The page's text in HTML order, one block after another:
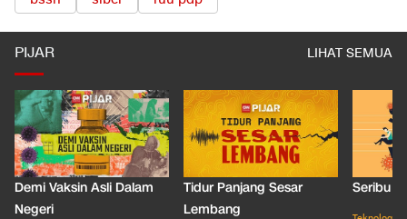
PIJAR LIHAT SEMUA
Demi Vaksin Asli Dalam
Negeri
Tidur Panjang Sesar
Lembang
Seribu